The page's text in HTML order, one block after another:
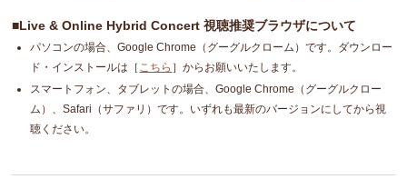
■Live & Online Hybrid Concert 視聴推奨ブラウザについて
パソコンの場合、Google Chrome（グーグルクローム）です。ダウンロー
ド・インストールは［ こちら ］からお願いいたします。
スマートフォン、タブレットの場合、Google Chrome（グーグルクロー
ム）、Safari（サファリ）です。いずれも最新のバージョンにしてから視
聴ください。